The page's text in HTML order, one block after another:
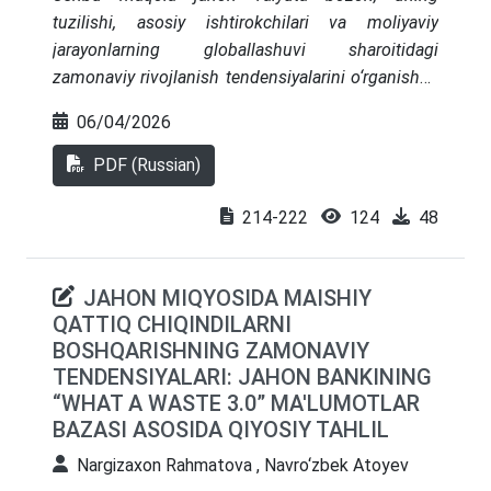
moslashuvchanligi va barqarorligini oshirishga
xizmat qiladi. Rivojlangan mamlakatlar tajribasini
umumlashtirish asosida global logistika
tizimlarining asosiy rivojlanish tendensiyalari va
istiqbollari belgilangan.
tuzilishi, asosiy ishtirokchilari va moliyaviy
jarayonlarning globallashuvi sharoitidagi
zamonaviy rivojlanish tendensiyalarini o‘rganishga
mexanizmi, yetakchi moliyaviy institutlarning roli,
shuningdek, makroiqtisodiy omillar va xalqaro
integratsiya jarayonlarining valyuta operatsiyalari
dinamikasiga ta’siri alohida tahlil qilingan.
hamda uning barqarorligiga eng kuchli ta’sir
ko‘rsatuvchi omillar belgilangan. Valyuta
munosabatlari barqarorligini ta’minlashda xalqaro
hamkorlik va integratsiya jarayonlarining ortib
borayotgan ahamiyati haqida xulosa qilingan.
06/04/2026
PDF (Russian)
214-222 124 48
JAHON MIQYOSIDA MAISHIY
QATTIQ CHIQINDILARNI
BOSHQARISHNING ZAMONAVIY
TENDENSIYALARI: JAHON BANKINING
“WHAT A WASTE 3.0” MA'LUMOTLAR
BAZASI ASOSIDA QIYOSIY TAHLIL
Nargizaxon Rahmatova , Navro‘zbek Atoyev